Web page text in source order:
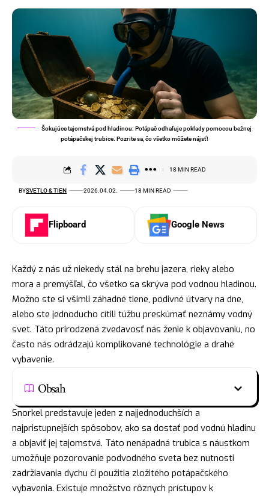
Šokujúce tajomstvá pod hladinou: Potápač odhaľuje poklady pomocou bežnej
potápačskej trubice. Pozrite sa, čo všetko môžete nájsť!
BYSVETLO & TIEN 2026.04.02. 18 MIN READ
18 MIN READ
Flipboard Google News
Každý z nás už niekedy stál na brehu jazera, rieky alebo
mora a premýšľal, čo všetko sa skrýva pod vodnou hladinou.
Možno ste si všimli záhadné tiene, podivné útvary na dne,
alebo ste jednoducho cítili túžbu preskúmať neznámy vodný
svet. Táto prirodzená zvedavosť nás ženie k objavovaniu, no
často nás odrádzajú komplikované technológie a drahé
vybavenie.
Obsah
Snorkel predstavuje jeden z najjednoduchších a
najpristupnejších spôsobov, ako sa dostať pod vodnú hladinu
a objaviť jej tajomstvá. Táto nenápadná trubica s náustkom
umožňuje pozorovanie podvodného sveta bez nutnosti
zadržiavania dychu či použitia zložitého potápačského
vybavenia. Existuje množstvo rôznych prístupov k